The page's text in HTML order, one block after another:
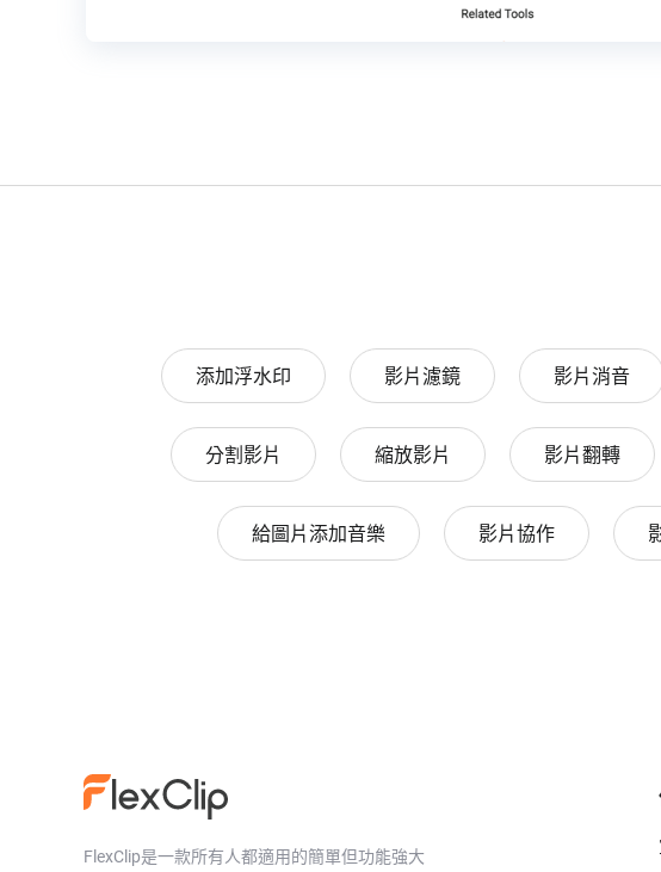
添加浮水印 影片濾鏡 影片消音
分割影片 縮放影片 影片翻轉
給圖片添加音樂 影片協作
FlexClip是一款所有人都適用的簡單但功能強大